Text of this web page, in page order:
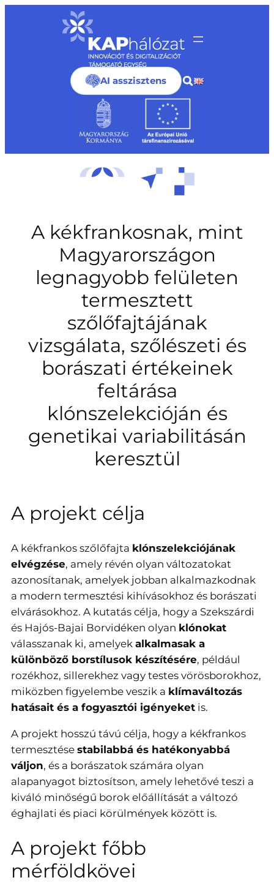
AI asszisztens
A kékfrankosnak, mint
Magyarországon
legnagyobb felületen
termesztett
szőlőfajtájának
vizsgálata, szőlészeti és
borászati értékeinek
feltárása
klónszelekcióján és
genetikai variabilitásán
keresztül
A projekt célja
A kékfrankos szőlőfajta klónszelekciójának
elvégzése, amely révén olyan változatokat
azonosítanak, amelyek jobban alkalmazkodnak
a modern termesztési kihívásokhoz és borászati
elvárásokhoz. A kutatás célja, hogy a Szekszárdi
és Hajós-Bajai Borvidéken olyan klónokat
válasszanak ki, amelyek alkalmasak a
különböző borstílusok készítésére, például
rozékhoz, sillerekhez vagy testes vörösborokhoz,
miközben figyelembe veszik a klímaváltozás
hatásait és a fogyasztói igényeket is.
A projekt hosszú távú célja, hogy a kékfrankos
termesztése stabilabbá és hatékonyabbá
váljon, és a borászatok számára olyan
alapanyagot biztosítson, amely lehetővé teszi a
kiváló minőségű borok előállítását a változó
éghajlati és piaci körülmények között is.
A projekt főbb
mérföldkövei